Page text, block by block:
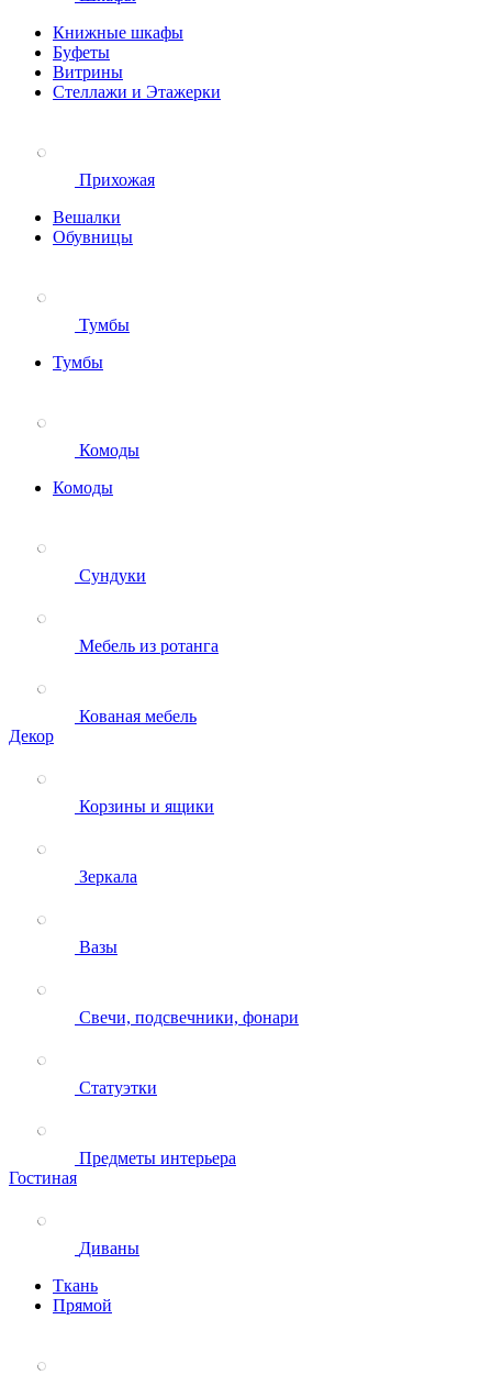
Книжные шкафы
Буфеты
Витрины
Стеллажи и Этажерки
Прихожая
Вешалки
Обувницы
Тумбы
Тумбы
Комоды
Комоды
Сундуки
Мебель из ротанга
Кованая мебель
Декор
Корзины и ящики
Зеркала
Вазы
Свечи, подсвечники, фонари
Статуэтки
Предметы интерьера
Гостиная
Диваны
Ткань
Прямой